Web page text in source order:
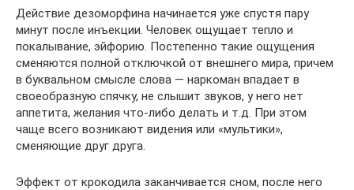
Действие дезоморфина начинается уже спустя пару
минут после инъекции. Человек ощущает тепло и
покалывание, эйфорию. Постепенно такие ощущения
сменяются полной отключкой от внешнего мира, причем
в буквальном смысле слова — наркоман впадает в
своеобразную спячку, не слышит звуков, у него нет
аппетита, желания что-либо делать и т.д. При этом
чаще всего возникают видения или «мультики»,
сменяющие друг друга.
Эффект от крокодила заканчивается сном, после него